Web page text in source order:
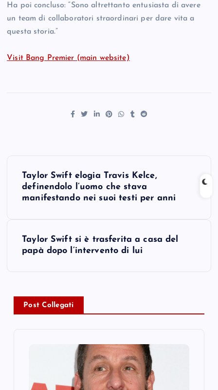
Ha poi concluso: “Sono altrettanto entusiasta di avere
un team di collaboratori straordinari per dare vita a
questa storia.”
Visit Bang Premier (main website)
v
Taylor Swift elogia Travis Kelce,
definendolo l’uomo che stava
manifestando nei suoi testi per anni
Taylor Swift si è trasferita a casa del
papà dopo l’intervento di lui
Post Collegati